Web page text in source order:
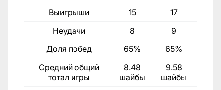
Выигрыши
15
17
Неудачи
8
9
Доля побед
65%
65%
Средний общий
тотал игры
8.48
шайбы
9.58
шайбы